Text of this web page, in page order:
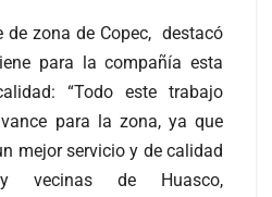
de zona de Copec, destacó
para la compañía esta
“Todo este trabajo
para la zona, ya que
mejor servicio y de calidad
de Huasco,